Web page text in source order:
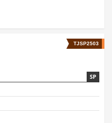
TJSP2503
SP